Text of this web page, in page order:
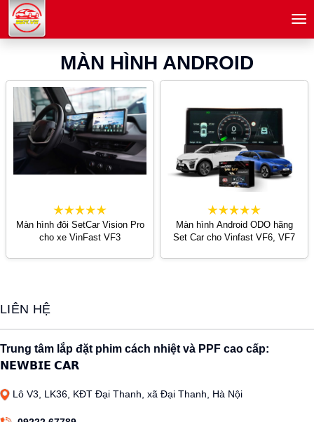
menu
MÀN HÌNH ANDROID
Màn hình đôi SetCar Vision Pro
cho xe VinFast VF3
Màn hình Android ODO hãng
Set Car cho Vinfast VF6, VF7
LIÊN HỆ
Trung tâm lắp đặt phim cách nhiệt và PPF cao cấp:
𝗡𝗘𝗪𝗕𝗜𝗘 𝗖𝗔𝗥
Lô V3, LK36, KĐT Đại Thanh, xã Đại Thanh, Hà Nội